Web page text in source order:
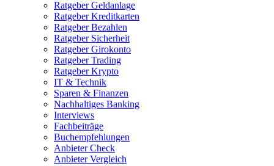
Ratgeber Geldanlage
Ratgeber Kreditkarten
Ratgeber Bezahlen
Ratgeber Sicherheit
Ratgeber Girokonto
Ratgeber Trading
Ratgeber Krypto
IT & Technik
Sparen & Finanzen
Nachhaltiges Banking
Interviews
Fachbeiträge
Buchempfehlungen
Anbieter Check
Anbieter Vergleich